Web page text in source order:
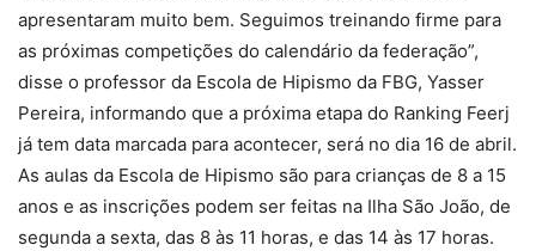
apresentaram muito bem. Seguimos treinando firme para
as próximas competições do calendário da federação”,
disse o professor da Escola de Hipismo da FBG, Yasser
Pereira, informando que a próxima etapa do Ranking Feerj
já tem data marcada para acontecer, será no dia 16 de abril.
As aulas da Escola de Hipismo são para crianças de 8 a 15
anos e as inscrições podem ser feitas na Ilha São João, de
segunda a sexta, das 8 às 11 horas, e das 14 às 17 horas.